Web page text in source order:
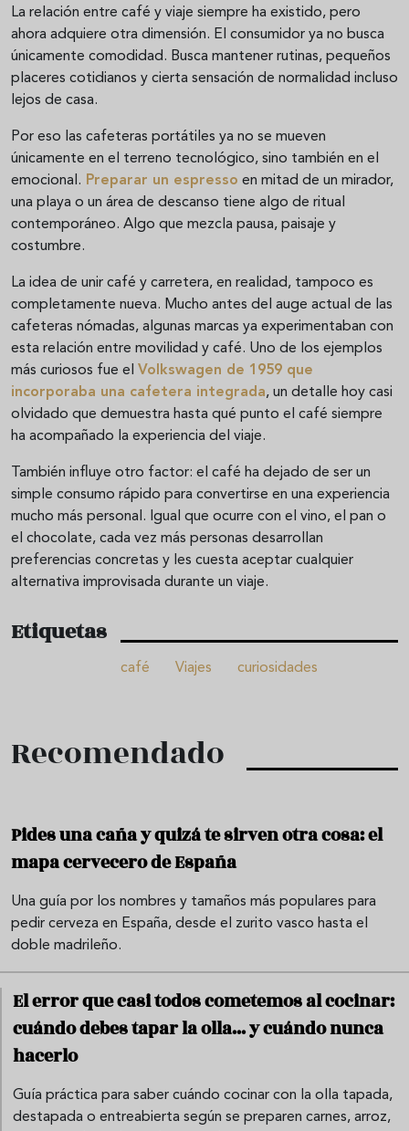
La relación entre café y viaje siempre ha existido, pero
ahora adquiere otra dimensión. El consumidor ya no busca
únicamente comodidad. Busca mantener rutinas, pequeños
placeres cotidianos y cierta sensación de normalidad incluso
lejos de casa.
Por eso las cafeteras portátiles ya no se mueven
únicamente en el terreno tecnológico, sino también en el
emocional. Preparar un espresso en mitad de un mirador,
una playa o un área de descanso tiene algo de ritual
contemporáneo. Algo que mezcla pausa, paisaje y
costumbre.
La idea de unir café y carretera, en realidad, tampoco es
completamente nueva. Mucho antes del auge actual de las
cafeteras nómadas, algunas marcas ya experimentaban con
esta relación entre movilidad y café. Uno de los ejemplos
más curiosos fue el Volkswagen de 1959 que
incorporaba una cafetera integrada, un detalle hoy casi
olvidado que demuestra hasta qué punto el café siempre
ha acompañado la experiencia del viaje.
También influye otro factor: el café ha dejado de ser un
simple consumo rápido para convertirse en una experiencia
mucho más personal. Igual que ocurre con el vino, el pan o
el chocolate, cada vez más personas desarrollan
preferencias concretas y les cuesta aceptar cualquier
alternativa improvisada durante un viaje.
Etiquetas
café Viajes curiosidades
Recomendado
Pides una caña y quizá te sirven otra cosa: el
mapa cervecero de España
Una guía por los nombres y tamaños más populares para
pedir cerveza en España, desde el zurito vasco hasta el
doble madrileño.
El error que casi todos cometemos al cocinar:
cuándo debes tapar la olla... y cuándo nunca
hacerlo
Guía práctica para saber cuándo cocinar con la olla tapada,
destapada o entreabierta según se preparen carnes, arroz,